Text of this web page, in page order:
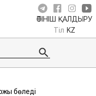
ӨТІНІШ ҚАЛДЫРУ
Тіл KZ
бөледі